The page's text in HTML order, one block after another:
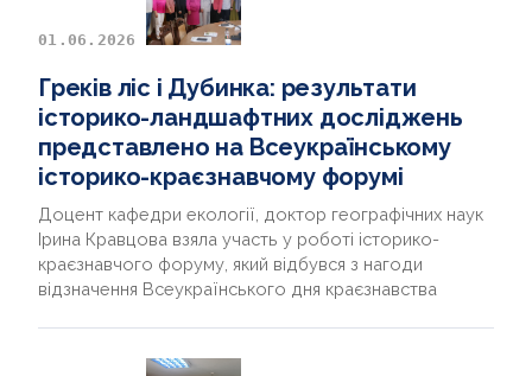
01.06.2026
Греків ліс і Дубинка: результати
історико-ландшафтних досліджень
представлено на Всеукраїнському
історико-краєзнавчому форумі
Доцент кафедри екології, доктор географічних наук
Ірина Кравцова взяла участь у роботі історико-
краєзнавчого форуму, який відбувся з нагоди
відзначення Всеукраїнського дня краєзнавства